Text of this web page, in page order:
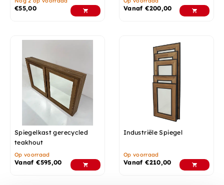
€55,00 Vanaf€200,00
Spiegelkast gerecycled
teakhout
Op voorraad
Vanaf€595,00
Industriële Spiegel
Op voorraad
Vanaf€210,00